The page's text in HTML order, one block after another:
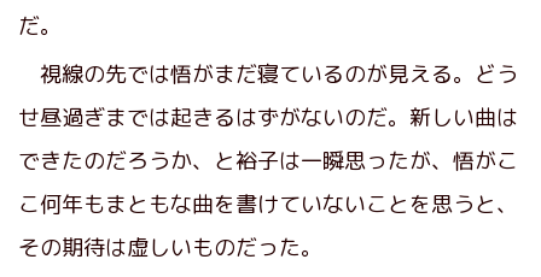
だ。
視線の先では悟がまだ寝ているのが見える。どう
せ昼過ぎまでは起きるはずがないのだ。新しい曲は
できたのだろうか、と裕子は一瞬思ったが、悟がこ
こ何年もまともな曲を書けていないことを思うと、
その期待は虚しいものだった。